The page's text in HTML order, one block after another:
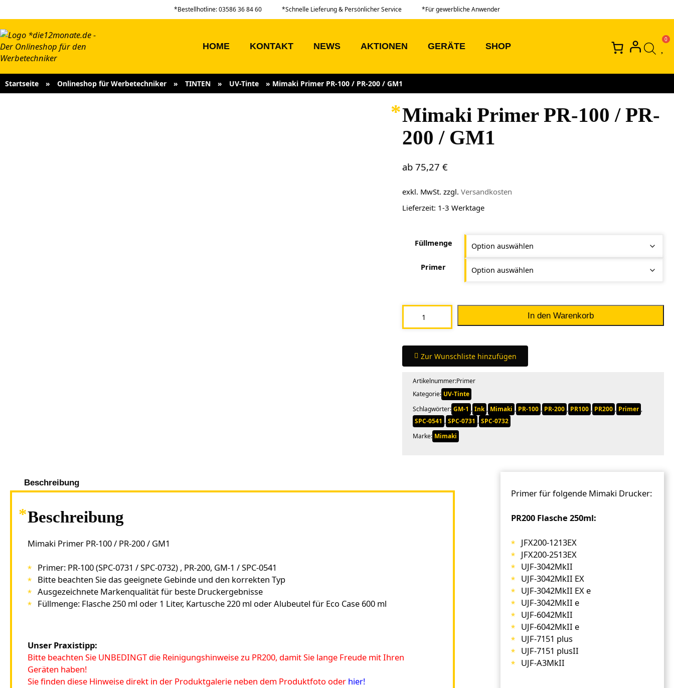
*Bestellhotline: 03586 36 84 60 *Schnelle Lieferung & Persönlicher Service *Für gewerbliche Anwender
HOME KONTAKT NEWS AKTIONEN GERÄTE SHOP
Startseite » Onlineshop für Werbetechniker » TINTEN » UV-Tinte » Mimaki Primer PR-100 / PR-200 / GM1
Mimaki Primer PR-100 / PR-
200 / GM1
ab75,27€
exkl. MwSt. zzgl.Versandkosten
Lieferzeit: 1-3 Werktage
Füllmenge
Primer
Primer
/
PR-
200
GM1
Menge
In den Warenkorb
Zur Wunschliste hinzufügen
Artikelnummer:Primer
Kategorie: UV-Tinte
Schlagwörter: GM-1 , Ink , Mimaki , PR-100 , PR-200 , PR100 , PR200 , Primer ,
SPC-0541 , SPC-0731 , SPC-0732
Marke: Mimaki
Beschreibung
Beschreibung
Mimaki Primer PR-100 / PR-200 / GM1
Primer: PR-100 (SPC-0731 / SPC-0732) , PR-200, GM-1 / SPC-0541
Bitte beachten Sie das geeignete Gebinde und den korrekten Typ
Ausgezeichnete Markenqualität für beste Druckergebnisse
Füllmenge: Flasche 250 ml oder 1 Liter, Kartusche 220 ml oder Alubeutel für Eco Case 600 ml
Unser Praxistipp:
Bitte beachten Sie UNBEDINGT die Reinigungshinweise zu PR200, damit Sie lange Freude mit Ihren
Geräten haben!
Sie finden diese Hinweise direkt in der Produktgalerie neben dem Produktfoto oder hier!
Primer für folgende Mimaki Drucker:
PR200 Flasche 250ml:
JFX200-1213EX
JFX200-2513EX
UJF-3042MkII
UJF-3042MkII EX
UJF-3042MkII EX e
UJF-3042MkII e
UJF-6042MkII
UJF-6042MkII e
UJF-7151 plus
UJF-7151 plusII
UJF-A3MkII